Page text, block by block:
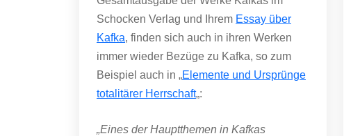
Schocken Verlag und Ihrem Essay über
Kafka, finden sich auch in ihren Werken
immer wieder Bezüge zu Kafka, so zum
Beispiel auch in „Elemente und Ursprünge
totalitärer Herrschaft„:
„Eines der Hauptthemen in Kafkas